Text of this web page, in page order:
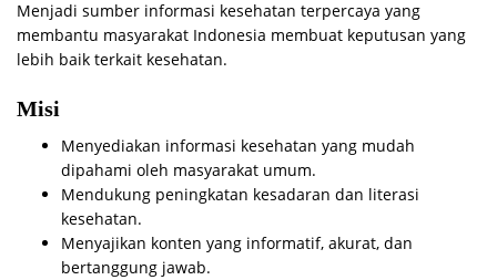
Menjadi sumber informasi kesehatan terpercaya yang
membantu masyarakat Indonesia membuat keputusan yang
lebih baik terkait kesehatan.
Misi
Menyediakan informasi kesehatan yang mudah
dipahami oleh masyarakat umum.
Mendukung peningkatan kesadaran dan literasi
kesehatan.
Menyajikan konten yang informatif, akurat, dan
bertanggung jawab.